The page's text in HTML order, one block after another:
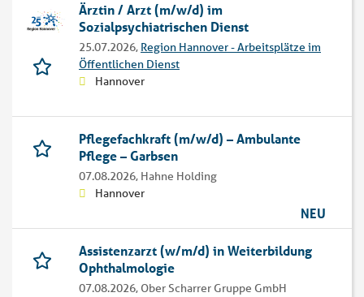
Ärztin / Arzt (m/w/d) im
Sozialpsychiatrischen Dienst
25.07.2026, Region Hannover - Arbeitsplätze im
Öffentlichen Dienst
Hannover
Pflegefachkraft (m/w/d) – Ambulante
Pflege – Garbsen
07.08.2026, Hahne Holding
Hannover
NEU
Assistenzarzt (w/m/d) in Weiterbildung
Ophthalmologie
07.08.2026, Ober Scharrer Gruppe GmbH